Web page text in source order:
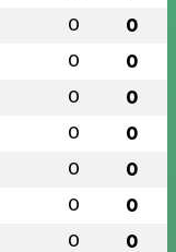
0 0
0 0
0 0
0 0
0 0
0 0
0 0